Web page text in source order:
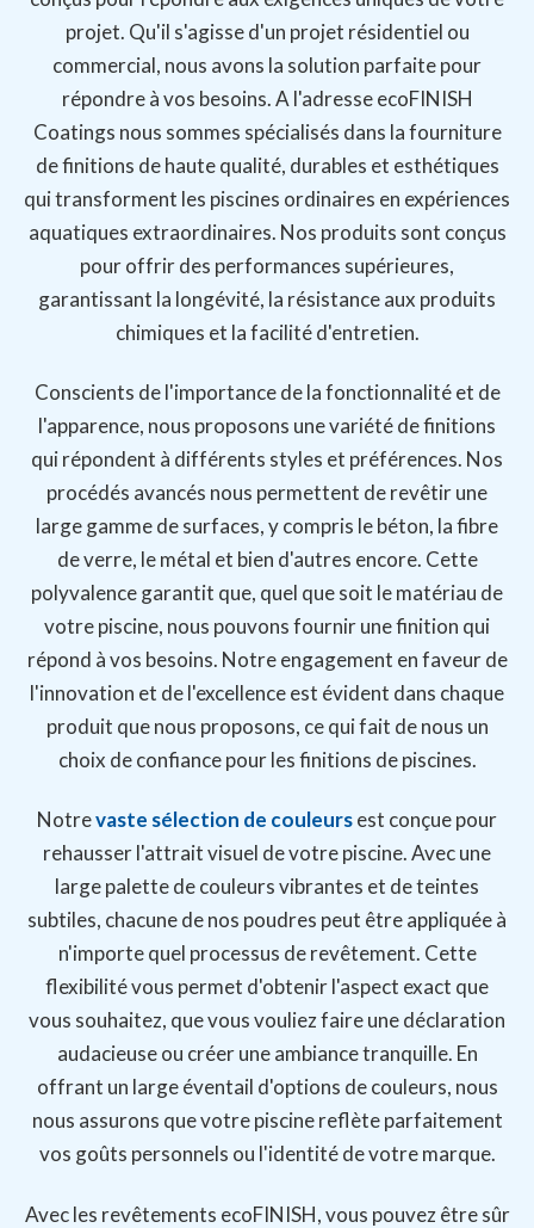
projet. Qu'il s'agisse d'un projet résidentiel ou
commercial, nous avons la solution parfaite pour
répondre à vos besoins. A l'adresseecoFINISH
Coatings nous sommes spécialisés dans la fourniture
de finitions de haute qualité, durables et esthétiques
qui transforment les piscines ordinaires en expériences
aquatiques extraordinaires. Nos produits sont conçus
pour offrir des performances supérieures,
garantissant la longévité, la résistance aux produits
chimiques et la facilité d'entretien.
Conscients de l'importance de la fonctionnalité et de
l'apparence, nous proposons une variété de finitions
qui répondent à différents styles et préférences. Nos
procédés avancés nous permettent de revêtir une
large gamme de surfaces, y compris le béton, la fibre
de verre, le métal et bien d'autres encore. Cette
polyvalence garantit que, quel que soit le matériau de
votre piscine, nous pouvons fournir une finition qui
répond à vos besoins. Notre engagement en faveur de
l'innovation et de l'excellence est évident dans chaque
produit que nous proposons, ce qui fait de nous un
choix de confiance pour les finitions de piscines.
Notrevaste sélection de couleursest conçue pour
rehausser l'attrait visuel de votre piscine. Avec une
large palette de couleurs vibrantes et de teintes
subtiles, chacune de nos poudres peut être appliquée à
n'importe quel processus de revêtement. Cette
flexibilité vous permet d'obtenir l'aspect exact que
vous souhaitez, que vous vouliez faire une déclaration
audacieuse ou créer une ambiance tranquille. En
offrant un large éventail d'options de couleurs, nous
nous assurons que votre piscine reflète parfaitement
vos goûts personnels ou l'identité de votre marque.
Avec les revêtements ecoFINISH, vous pouvez être sûr